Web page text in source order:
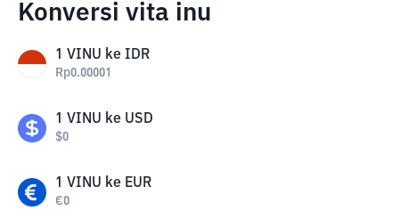
Konversi vita inu
1 VINU ke IDR
Rp0.00001
1 VINU ke USD
$0
1 VINU ke EUR
€0